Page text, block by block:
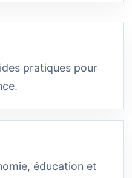
pratiques pour
éducation et